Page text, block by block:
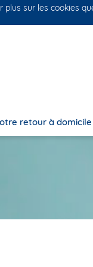
retour à domicile
sur les cookies